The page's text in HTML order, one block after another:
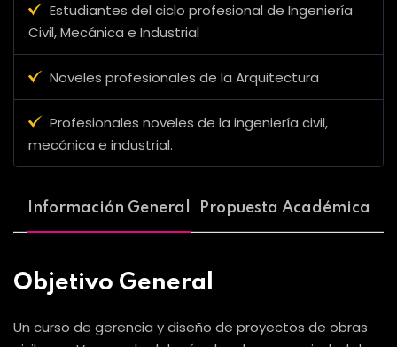
Estudiantes del ciclo profesional de Ingeniería
Civil, Mecánica e Industrial
Noveles profesionales de la Arquitectura
Profesionales noveles de la ingeniería civil,
mecánica e industrial.
Información General Propuesta Académica
Objetivo General
Un curso de gerencia y diseño de proyectos de obras